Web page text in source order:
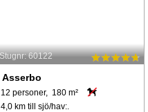
Stugnr: 60122
Asserbo
12 personer, 180 m²
4,0 km till sjö/hav:.